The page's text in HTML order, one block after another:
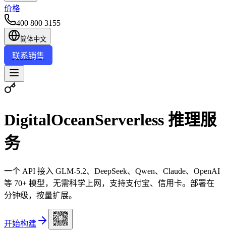
价格
400 800 3155
简体中文
联系销售
DigitalOceanServerless 推理服
务
一个 API 接入 GLM-5.2、DeepSeek、Qwen、Claude、OpenAI
等 70+ 模型，无需科学上网，支持支付宝、信用卡。部署在
分钟级，按量扩展。
开始构建